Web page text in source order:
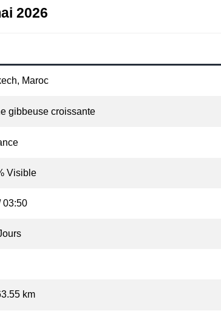
2026
Maroc
gibbeuse croissante
Visible
03:50
km